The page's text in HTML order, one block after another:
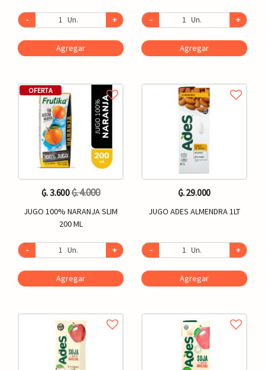
- Un. +
Agregar
- Un. +
Agregar
OFERTA
₲. 3.600₲. 4.000
JUGO 100% NARANJA SLIM
200 ML
- Un. +
Agregar
₲. 29.000
JUGO ADES ALMENDRA 1LT
- Un. +
Agregar